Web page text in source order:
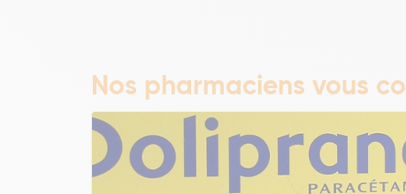
Nos pharmaciens vous